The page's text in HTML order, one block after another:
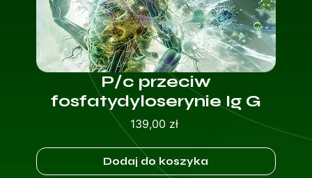
P/c przeciw
fosfatydyloserynie Ig G
139,00 złCena
Dodaj do koszyka